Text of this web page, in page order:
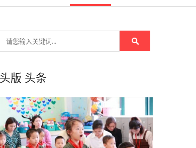
头版 头条